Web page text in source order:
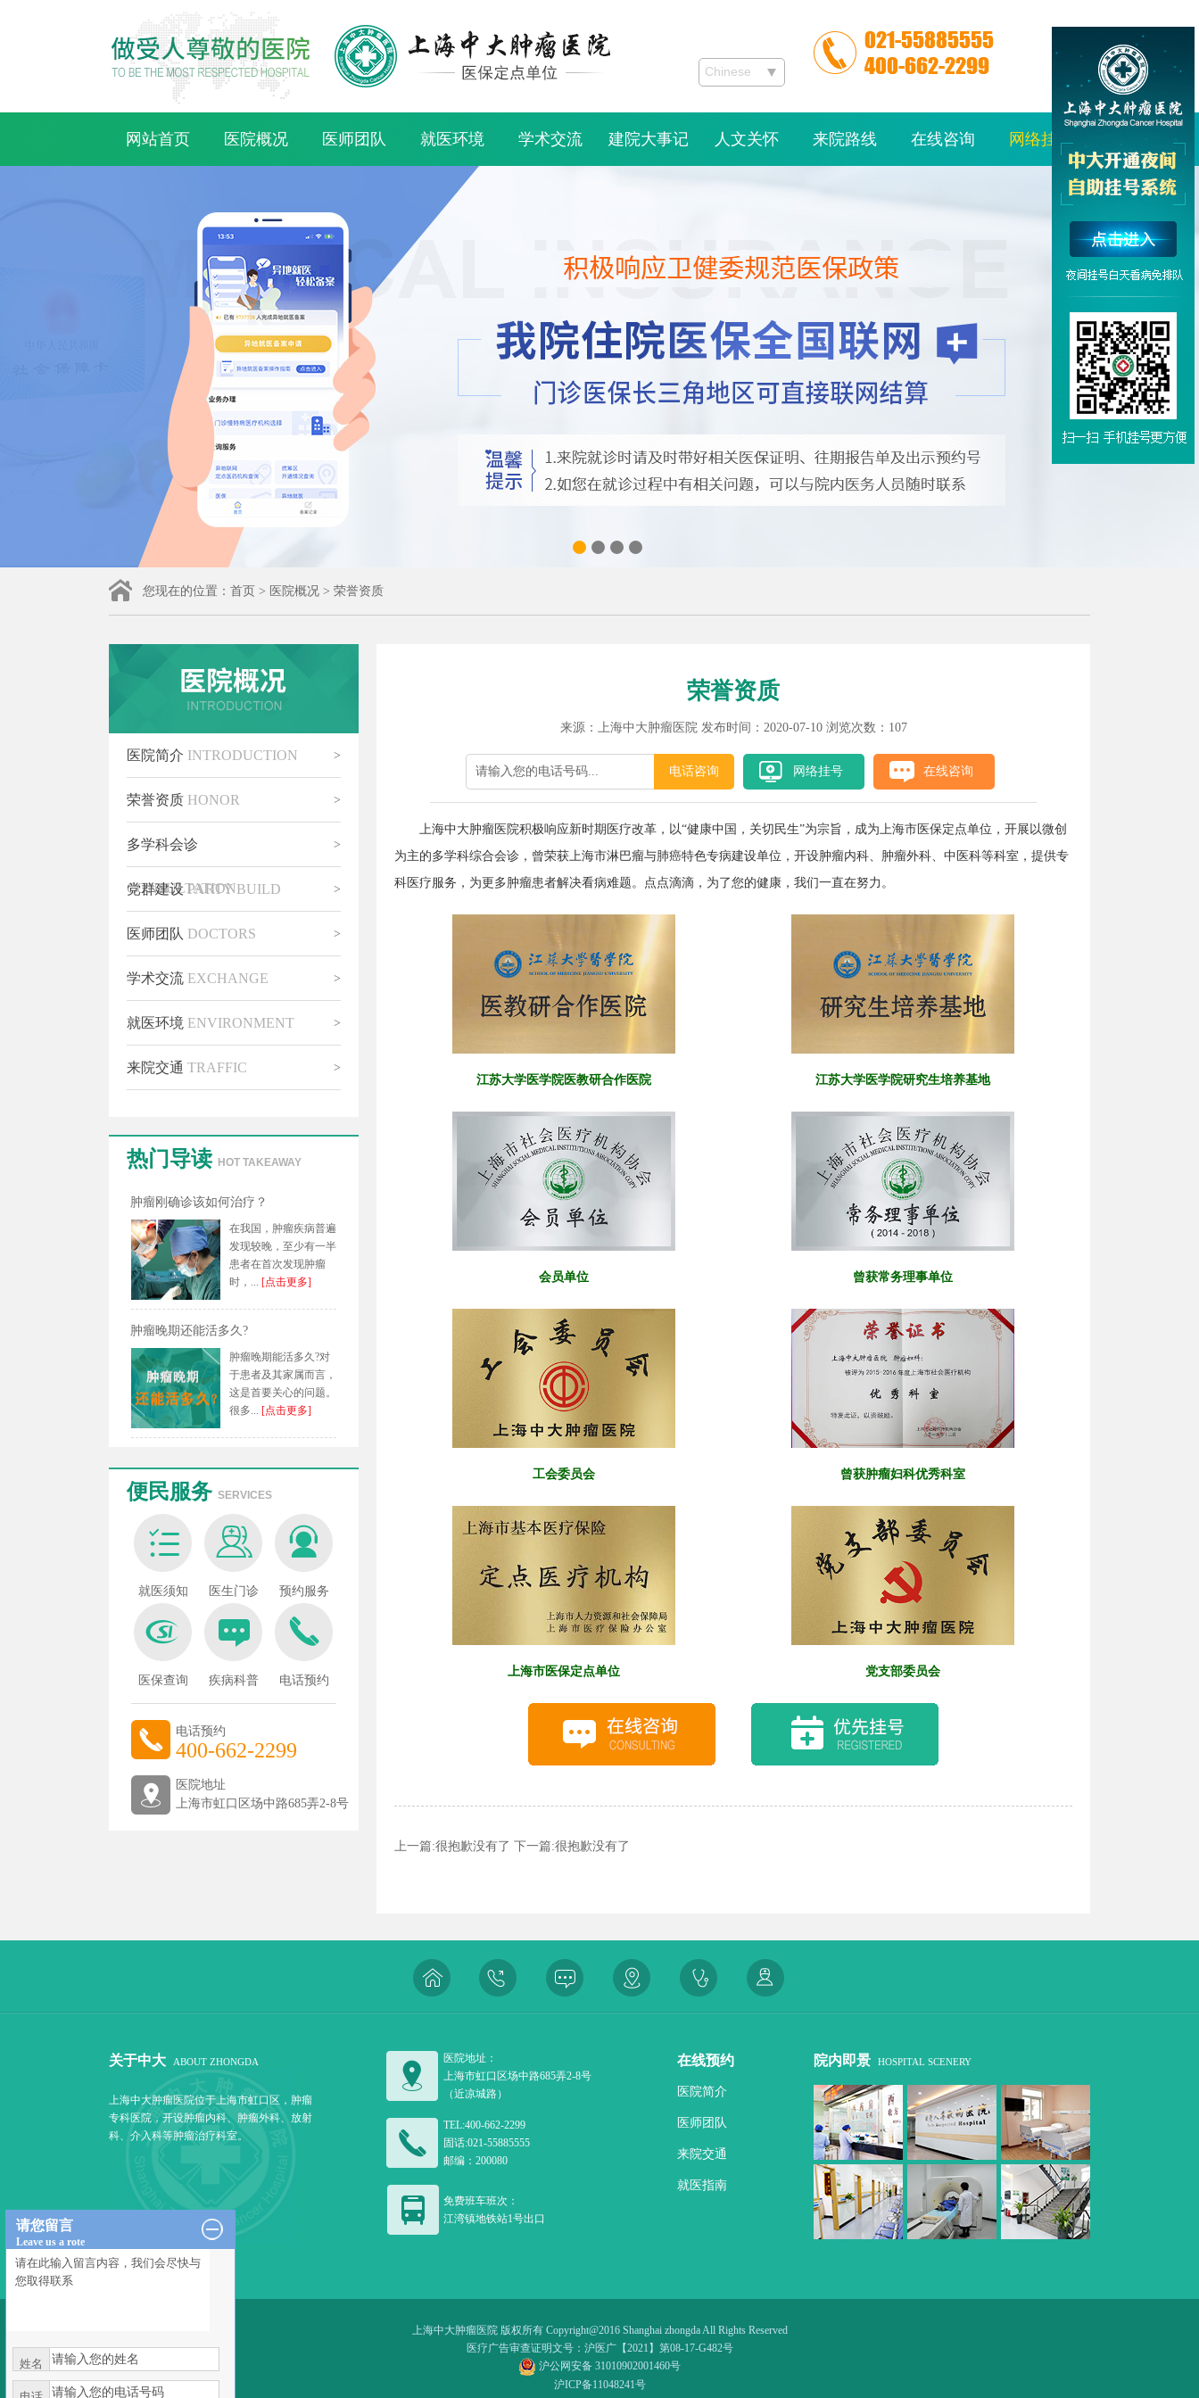
Chinese
网站首页 医院概况 医师团队 就医环境 学术交流 建院大事记 人文关怀 来院路线 在线咨询 网络挂号
您现在的位置： 首页 > 医院概况 > 荣誉资质
医院简介 INTRODUCTION >
荣誉资质 HONOR >
多学科会诊
CONSULTATION
>
党群建设PARTY BUILD >
医师团队 DOCTORS >
学术交流 EXCHANGE >
就医环境 ENVIRONMENT >
来院交通 TRAFFIC >
热门导读 HOT TAKEAWAY
肿瘤刚确诊该如何治疗？
在我国，肿瘤疾病普遍
发现较晚，至少有一半
患者在首次发现肿瘤
时，... [点击更多]
肿瘤晚期还能活多久?
肿瘤晚期能活多久?对
于患者及其家属而言，
这是首要关心的问题。
很多... [点击更多]
便民服务 SERVICES
就医须知 医生门诊 预约服务
医保查询 疾病科普 电话预约
电话预约
400-662-2299
医院地址
上海市虹口区场中路685弄2-8号
荣誉资质
来源：上海中大肿瘤医院 发布时间：2020-07-10 浏览次数：107
电话咨询 网络挂号 在线咨询
上海中大肿瘤医院积极响应新时期医疗改革，以“健康中国，关切民生”为宗旨，成为上海市医保定点单位，开展以微创
为主的多学科综合会诊，曾荣获上海市淋巴瘤与肺癌特色专病建设单位，开设肿瘤内科、肿瘤外科、中医科等科室，提供专
科医疗服务，为更多肿瘤患者解决看病难题。点点滴滴，为了您的健康，我们一直在努力。
江苏大学医学院医教研合作医院 江苏大学医学院研究生培养基地
会员单位 曾获常务理事单位
工会委员会 曾获肿瘤妇科优秀科室
上海市医保定点单位 党支部委员会
上一篇:很抱歉没有了 下一篇:很抱歉没有了
关于中大 ABOUT ZHONGDA
上海中大肿瘤医院位于上海市虹口区，肿瘤
专科医院，开设肿瘤内科、肿瘤外科、放射
科、介入科等肿瘤治疗科室。
医院地址：
上海市虹口区场中路685弄2-8号
（近凉城路）
TEL:400-662-2299
固话:021-55885555
邮编：200080
免费班车班次：
江湾镇地铁站1号出口
在线预约
医院简介
医师团队
来院交通
就医指南
院内即景 HOSPITAL SCENERY
上海中大肿瘤医院 版权所有 Copyright@2016 Shanghai zhongda All Rights Reserved
医疗广告审查证明文号：沪医广【2021】第08-17-G482号
沪公网安备 31010902001460号
沪ICP备11048241号
请您留言
Leave us a rote
姓名